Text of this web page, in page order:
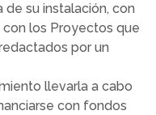
su instalación, con
los Proyectos que
por un
llevarla a cabo
con fondos